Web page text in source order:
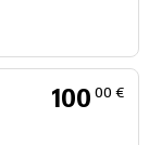
100 00 €